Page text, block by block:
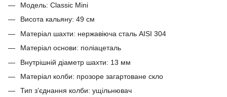
Модель: Classic Mini
Висота кальяну: 49 см
Матеріал шахти: нержавіюча сталь AISI 304
Матеріал основи: поліацеталь
Внутрішній діаметр шахти: 13 мм
Матеріал колби: прозоре загартоване скло
Тип з’єднання колби: ущільнювач